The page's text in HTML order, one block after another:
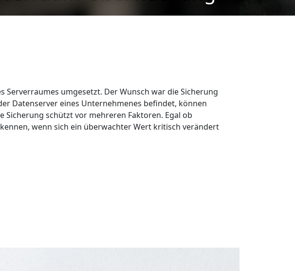
umgesetzt. Der Wunsch war die Sicherung
Datenserver eines Unternehmenes befindet, können
schützt vor mehreren Faktoren. Egal ob
wenn sich ein überwachter Wert kritisch verändert